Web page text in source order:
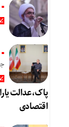
پاک،عدالت
اقتصادی